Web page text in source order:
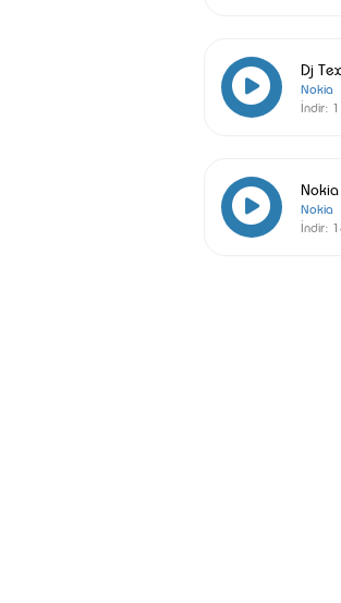
Dj
Nokia
İndir:
Nokia
Nokia
İndir: